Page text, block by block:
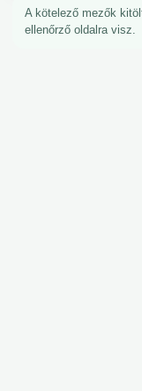
A kötelező mezők
ellenőrző oldalra visz.